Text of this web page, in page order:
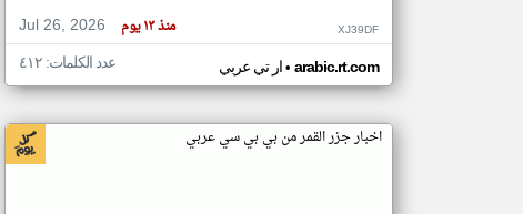
Jul 26, 2026
منذ ١٣ يوم XJ39DF
ار تي عربي• arabic.rt.com عدد الكلمات: ٤١٢
اخبار جزر القمر من بي بي سي عربي